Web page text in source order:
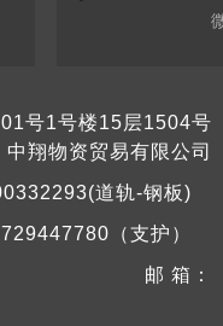
号1号楼15层1504号
中翔物资贸易有限公司
道轨-钢板)
（支护）
邮 箱：